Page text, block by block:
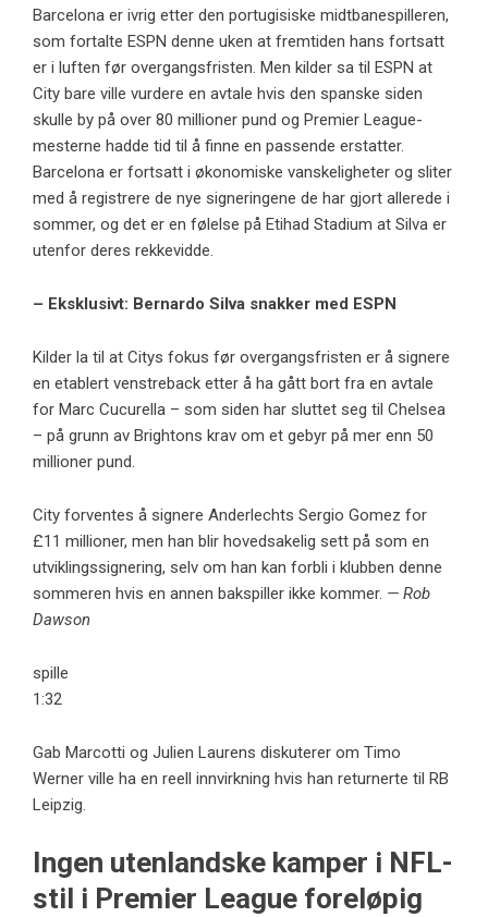
Barcelona er ivrig etter den portugisiske midtbanespilleren,
som fortalte ESPN denne uken at fremtiden hans fortsatt
er i luften før overgangsfristen. Men kilder sa til ESPN at
City bare ville vurdere en avtale hvis den spanske siden
skulle by på over 80 millioner pund og Premier League-
mesterne hadde tid til å finne en passende erstatter.
Barcelona er fortsatt i økonomiske vanskeligheter og sliter
med å registrere de nye signeringene de har gjort allerede i
sommer, og det er en følelse på Etihad Stadium at Silva er
utenfor deres rekkevidde.
– Eksklusivt: Bernardo Silva snakker med ESPN
Kilder la til at Citys fokus før overgangsfristen er å signere
en etablert venstreback etter å ha gått bort fra en avtale
for Marc Cucurella – som siden har sluttet seg til Chelsea
– på grunn av Brightons krav om et gebyr på mer enn 50
millioner pund.
City forventes å signere Anderlechts Sergio Gomez for
£11 millioner, men han blir hovedsakelig sett på som en
utviklingssignering, selv om han kan forbli i klubben denne
sommeren hvis en annen bakspiller ikke kommer. — Rob
Dawson
spille
1:32
Gab Marcotti og Julien Laurens diskuterer om Timo
Werner ville ha en reell innvirkning hvis han returnerte til RB
Leipzig.
Ingen utenlandske kamper i NFL-
stil i Premier League foreløpig